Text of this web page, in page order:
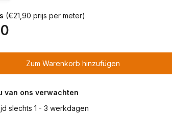
(€21,90 prijs per meter)
Zum Warenkorb hinzufügen
van ons verwachten
slechts 1 - 3 werkdagen